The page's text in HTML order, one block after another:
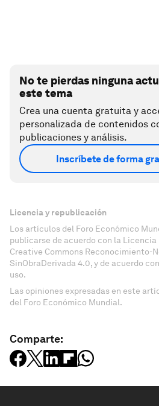
No te pierdas ninguna
este tema
Crea una cuenta gratuita y
personalizada de contenidos
publicaciones y análisis.
Inscríbete de forma
Licencia y republicación
Los artículos del Foro Económico
publicarse de acuerdo con la
Creative Commons Reconocimiento-
SinObraDerivada 4.0, y de acuerdo
uso.
Las opiniones expresadas en este
del Foro Económico Mundial.
Comparte: